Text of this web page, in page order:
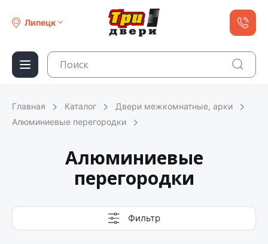
Липецк
Главная Каталог
Двери межкомнатные, арки
Алюминиевые перегородки
Алюминиевые
перегородки
Фильтр